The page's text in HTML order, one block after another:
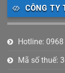
CÔNG TY
Hotline:
Mã số thuế: